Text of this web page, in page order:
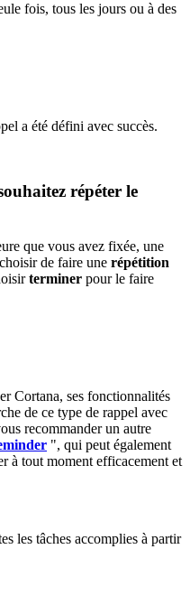
fois, tous les jours ou à des
a été défini avec succès.
répéter le
que vous avez fixée, une
de faire une répétition
terminer pour le faire
Cortana, ses fonctionnalités
de ce type de rappel avec
recommander un autre
", qui peut également
à tout moment efficacement et
les tâches accomplies à partir